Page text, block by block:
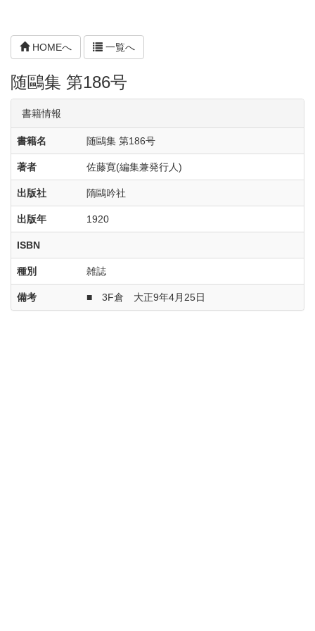
HOMEへ 一覧へ
随鷗集 第186号
書籍情報
書籍名 随鷗集 第186号
著者 佐藤寛(編集兼発行人)
出版社 隋鷗吟社
出版年 1920
ISBN
種別 雑誌
備考 ■ 3F倉 大正9年4月25日